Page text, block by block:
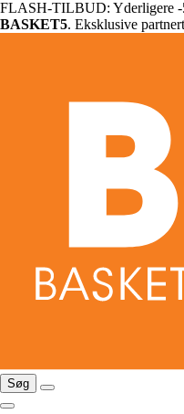
FLASH-TILBUD: Yderligere -
BASKET5. Eksklusive
Søg